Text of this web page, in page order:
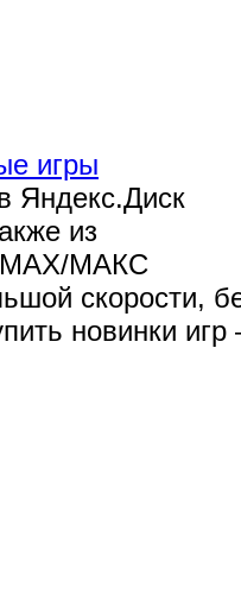
игры
Яндекс.Диск
из
МАКС
скорости,
новинки